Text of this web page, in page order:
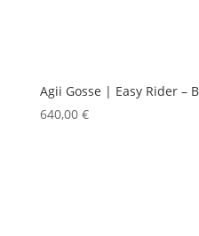
Agii Gosse | Easy Rider –
640,00 €